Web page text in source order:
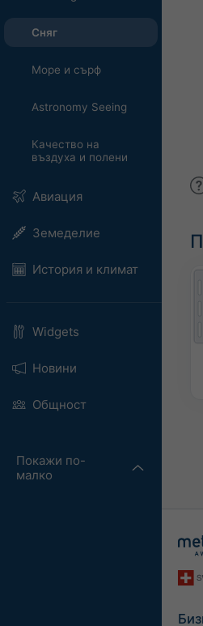
Сняг
Море и сърф
Astronomy Seeing
Качество на
въздуха и полени
Авиация
Земеделие
История и климат
Widgets
Новини
Общност
Покажи по-
малко